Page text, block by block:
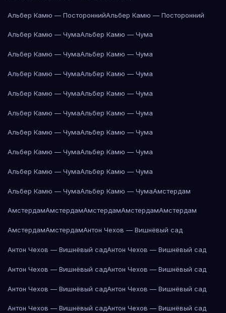
Альбер Камю — ПостороннийАльбер Камю — Посторонний
Альбер Камю — ЧумаАльбер Камю — Чума
Альбер Камю — ЧумаАльбер Камю — Чума
Альбер Камю — ЧумаАльбер Камю — Чума
Альбер Камю — ЧумаАльбер Камю — Чума
Альбер Камю — ЧумаАльбер Камю — Чума
Альбер Камю — ЧумаАльбер Камю — Чума
Альбер Камю — ЧумаАльбер Камю — Чума
Альбер Камю — ЧумаАльбер Камю — Чума
Альбер Камю — ЧумаАльбер Камю — ЧумаАмстердам
АмстердамАмстердамАмстердамАмстердамАмстердам
АмстердамАмстердамАнтон Чехов — Вишнёвый сад
Антон Чехов — Вишнёвый садАнтон Чехов — Вишнёвый сад
Антон Чехов — Вишнёвый садАнтон Чехов — Вишнёвый сад
Антон Чехов — Вишнёвый садАнтон Чехов — Вишнёвый сад
Антон Чехов — Вишнёвый садАнтон Чехов — Вишнёвый сад